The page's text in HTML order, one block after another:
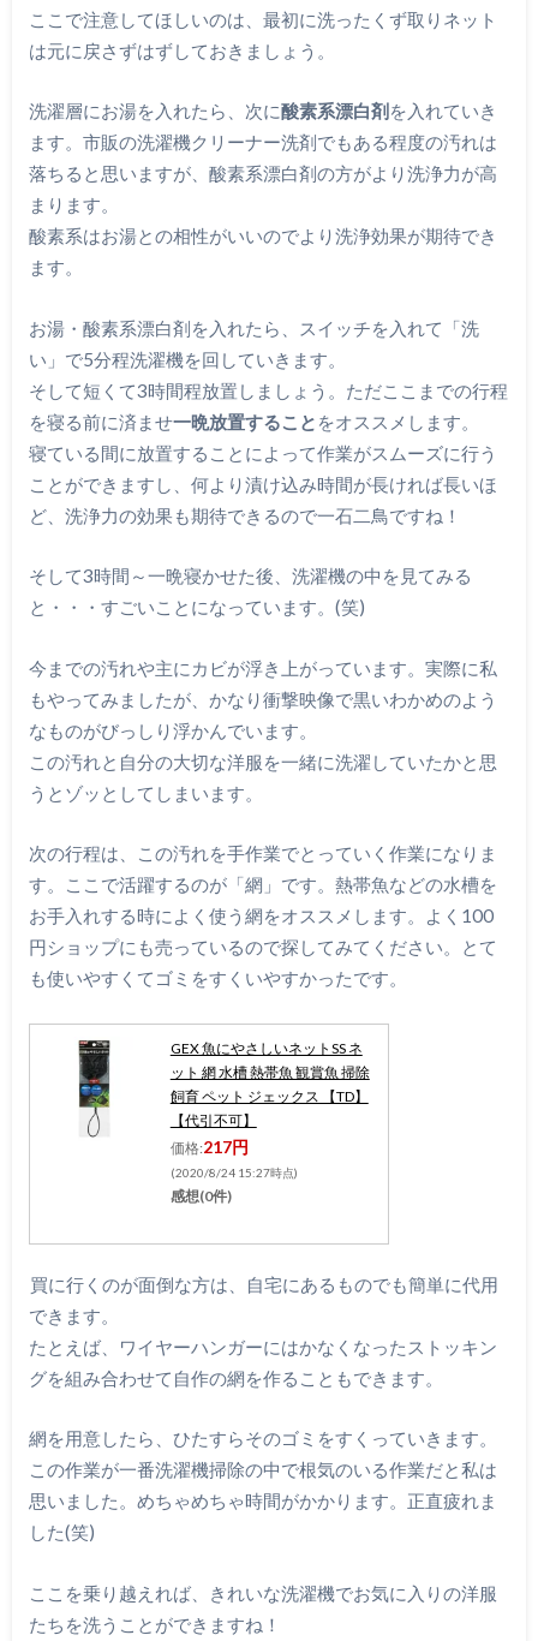
ここで注意してほしいのは、最初に洗ったくず取りネット
は元に戻さずはずしておきましょう。
洗濯層にお湯を入れたら、次に酸素系漂白剤を入れていき
ます。市販の洗濯機クリーナー洗剤でもある程度の汚れは
落ちると思いますが、酸素系漂白剤の方がより洗浄力が高
まります。
酸素系はお湯との相性がいいのでより洗浄効果が期待でき
ます。
お湯・酸素系漂白剤を入れたら、スイッチを入れて「洗
い」で5分程洗濯機を回していきます。
そして短くて3時間程放置しましょう。ただここまでの行程
を寝る前に済ませ一晩放置すること をオススメします。
寝ている間に放置することによって作業がスムーズに行う
ことができますし、何より漬け込み時間が長ければ長いほ
ど、洗浄力の効果も期待できるので一石二鳥ですね！
そして3時間～一晩寝かせた後、洗濯機の中を見てみる
と・・・すごいことになっています。(笑)
今までの汚れや主にカビが浮き上がっています。実際に私
もやってみましたが、かなり衝撃映像で黒いわかめのよう
なものがびっしり浮かんでいます。
この汚れと自分の大切な洋服を一緒に洗濯していたかと思
うとゾッとしてしまいます。
次の行程は、この汚れを手作業でとっていく作業になりま
す。ここで活躍するのが「網」です。熱帯魚などの水槽を
お手入れする時によく使う網をオススメします。よく100
円ショップにも売っているので探してみてください。とて
も使いやすくてゴミをすくいやすかったです。
GEX 魚にやさしいネットSS ネ
ット 網 水槽 熱帯魚 観賞魚 掃除
飼育 ペット ジェックス 【TD】
【代引不可】
価格:217円
(2020/8/24 15:27時点)
感想(0件)
買に行くのが面倒な方は、自宅にあるものでも簡単に代用
できます。
たとえば、ワイヤーハンガーにはかなくなったストッキン
グを組み合わせて自作の網を作ることもできます。
網を用意したら、ひたすらそのゴミをすくっていきます。
この作業が一番洗濯機掃除の中で根気のいる作業だと私は
思いました。めちゃめちゃ時間がかかります。正直疲れま
した(笑)
ここを乗り越えれば、きれいな洗濯機でお気に入りの洋服
たちを洗うことができますね！